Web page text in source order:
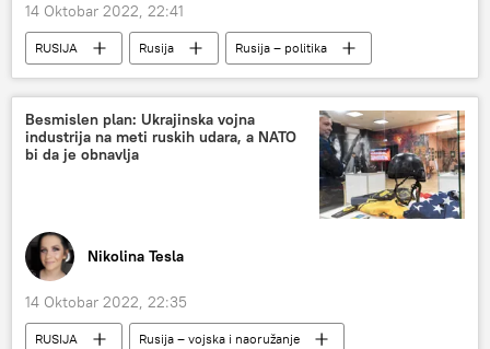
14 Oktobar 2022, 22:41
RUSIJA Rusija
Rusija – politika
Bugarska
Besmislen plan: Ukrajinska vojna
industrija na meti ruskih udara, a NATO
bi da je obnavlja
Nikolina Tesla
14 Oktobar 2022, 22:35
RUSIJA
Rusija – vojska i naoružanje